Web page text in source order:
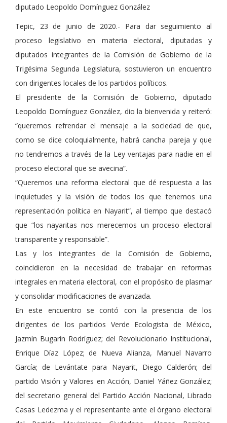
diputado Leopoldo Domínguez González
Tepic, 23 de junio de 2020.- Para dar seguimiento al
proceso legislativo en materia electoral, diputadas y
diputados integrantes de la Comisión de Gobierno de la
Trigésima Segunda Legislatura, sostuvieron un encuentro
con dirigentes locales de los partidos políticos.
El presidente de la Comisión de Gobierno, diputado
Leopoldo Domínguez González, dio la bienvenida y reiteró:
“queremos refrendar el mensaje a la sociedad de que,
como se dice coloquialmente, habrá cancha pareja y que
no tendremos a través de la Ley ventajas para nadie en el
proceso electoral que se avecina”.
“Queremos una reforma electoral que dé respuesta a las
inquietudes y la visión de todos los que tenemos una
representación política en Nayarit”, al tiempo que destacó
que “los nayaritas nos merecemos un proceso electoral
transparente y responsable”.
Las y los integrantes de la Comisión de Gobierno,
coincidieron en la necesidad de trabajar en reformas
integrales en materia electoral, con el propósito de plasmar
y consolidar modificaciones de avanzada.
En este encuentro se contó con la presencia de los
dirigentes de los partidos Verde Ecologista de México,
Jazmín Bugarín Rodríguez; del Revolucionario Institucional,
Enrique Díaz López; de Nueva Alianza, Manuel Navarro
García; de Levántate para Nayarit, Diego Calderón; del
partido Visión y Valores en Acción, Daniel Yáñez González;
del secretario general del Partido Acción Nacional, Librado
Casas Ledezma y el representante ante el órgano electoral